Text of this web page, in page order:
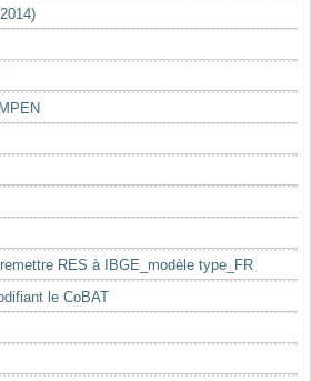
RES à IBGE_modèle type_FR
le CoBAT